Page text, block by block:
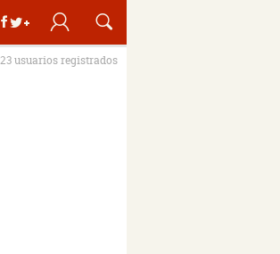
usuarios registrados